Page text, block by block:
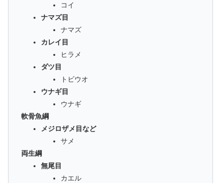
コイ
ナマズ目
ナマズ
カレイ目
ヒラメ
ダツ目
トビウオ
ウナギ目
ウナギ
軟骨魚綱
メジロザメ目など
サメ
両生綱
無尾目
カエル